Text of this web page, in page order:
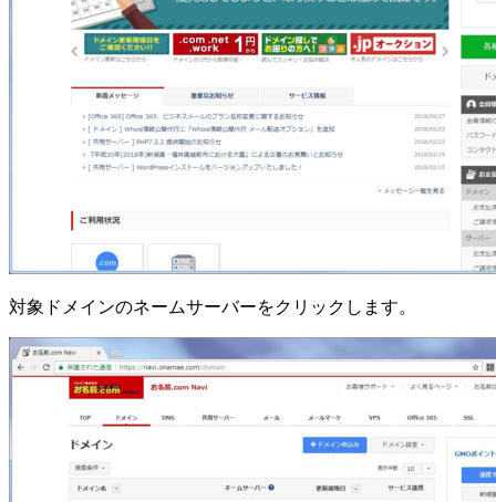
対象ドメインのネームサーバーをクリックします。